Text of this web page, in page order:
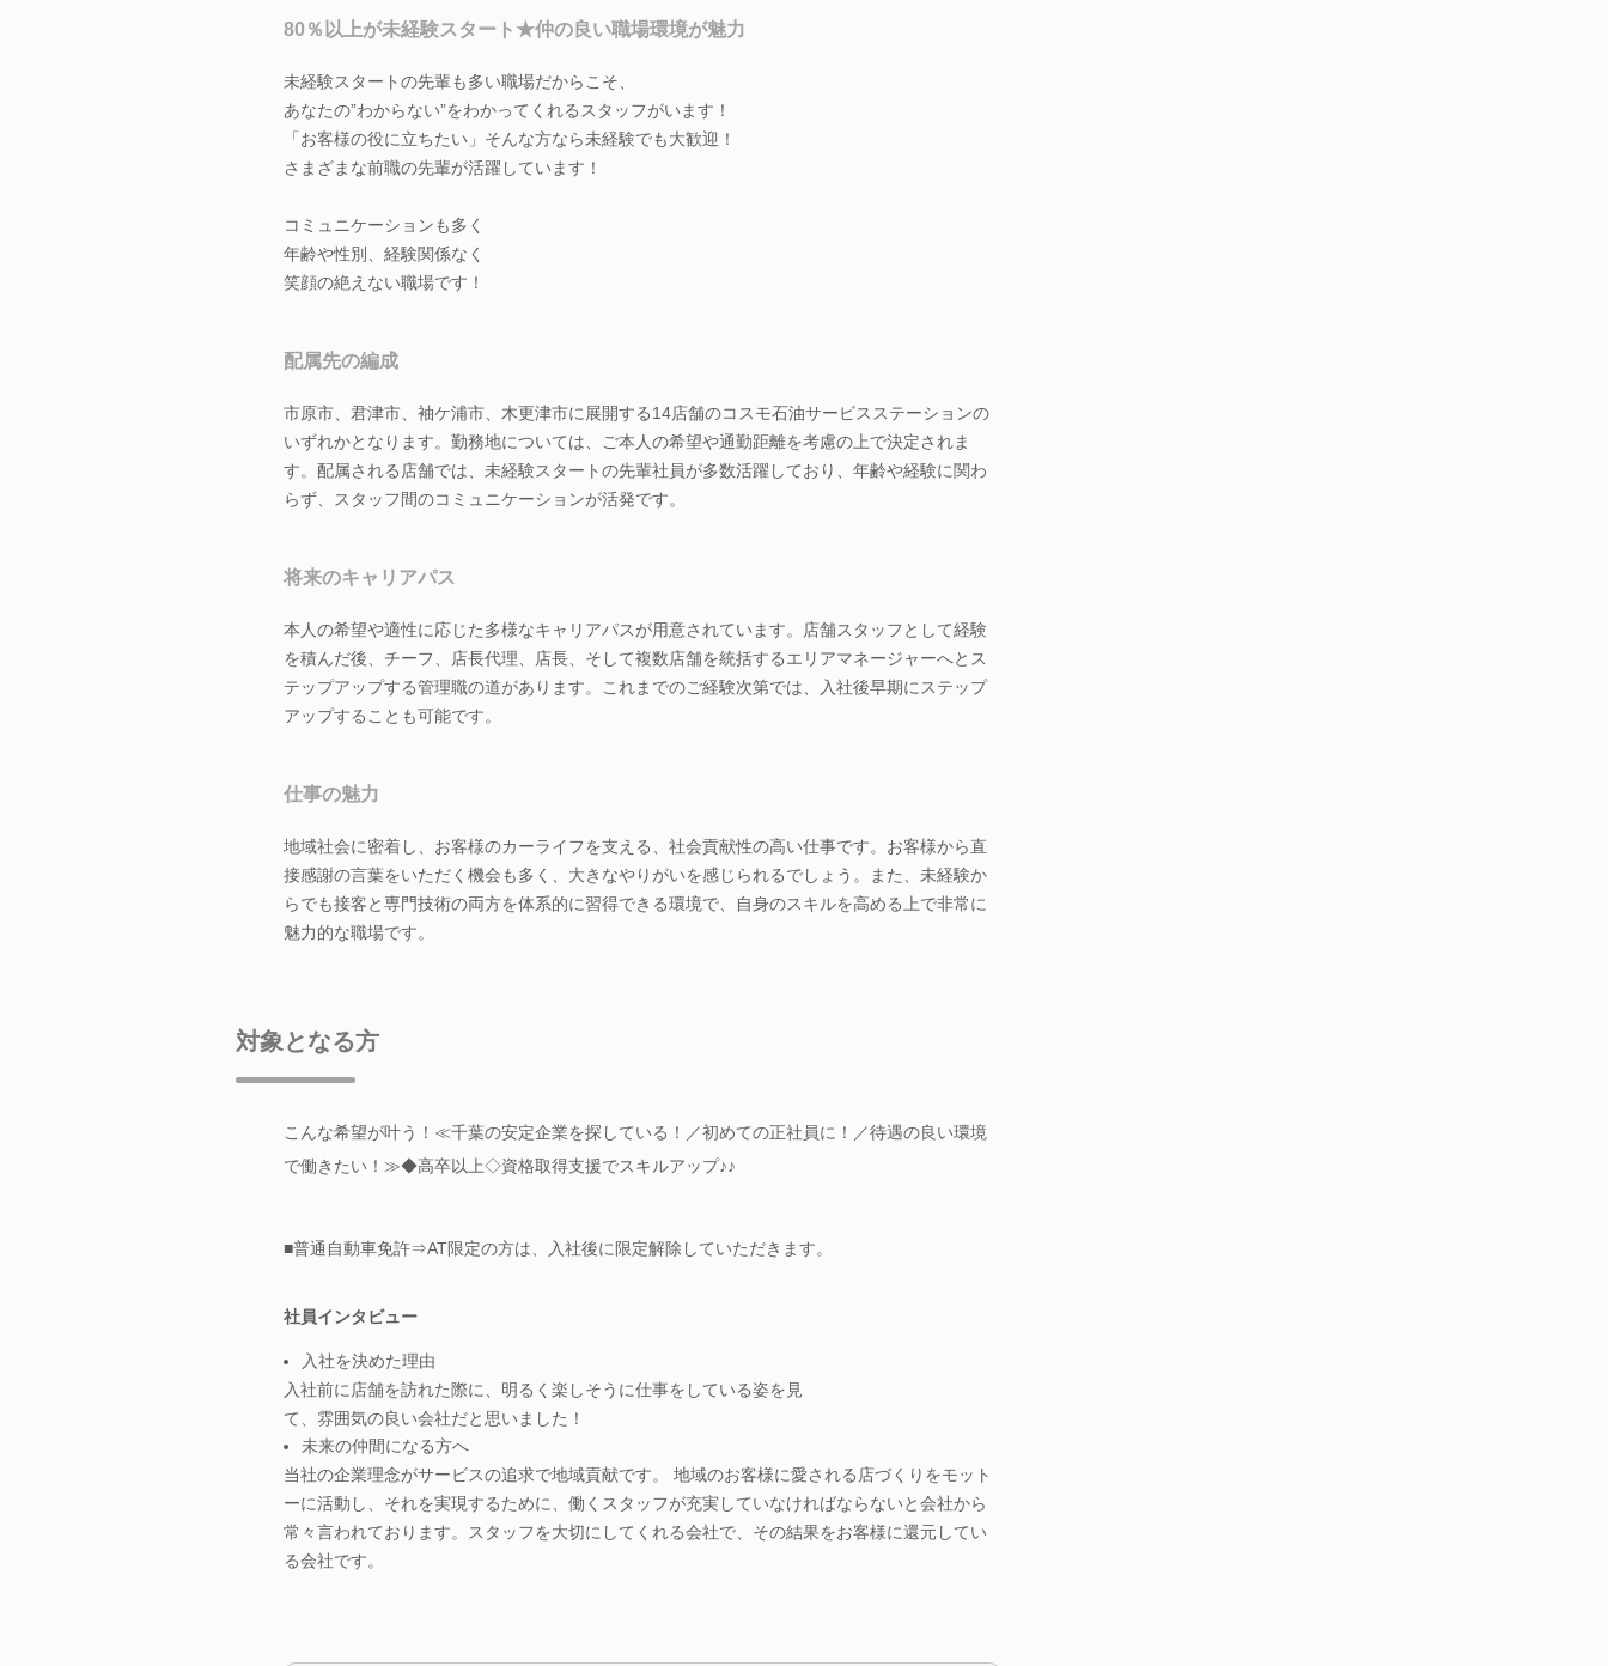
80％以上が未経験スタート★仲の良い職場環境が魅力
未経験スタートの先輩も多い職場だからこそ、
あなたの”わからない”をわかってくれるスタッフがいます！
「お客様の役に立ちたい」そんな方なら未経験でも大歓迎！
さまざまな前職の先輩が活躍しています！
コミュニケーションも多く
年齢や性別、経験関係なく
笑顔の絶えない職場です！
配属先の編成
市原市、君津市、袖ケ浦市、木更津市に展開する14店舗のコスモ石油サービスステーションの
いずれかとなります。勤務地については、ご本人の希望や通勤距離を考慮の上で決定されま
す。配属される店舗では、未経験スタートの先輩社員が多数活躍しており、年齢や経験に関わ
らず、スタッフ間のコミュニケーションが活発です。
将来のキャリアパス
本人の希望や適性に応じた多様なキャリアパスが用意されています。店舗スタッフとして経験
を積んだ後、チーフ、店長代理、店長、そして複数店舗を統括するエリアマネージャーへとス
テップアップする管理職の道があります。これまでのご経験次第では、入社後早期にステップ
アップすることも可能です。
仕事の魅力
地域社会に密着し、お客様のカーライフを支える、社会貢献性の高い仕事です。お客様から直
接感謝の言葉をいただく機会も多く、大きなやりがいを感じられるでしょう。また、未経験か
らでも接客と専門技術の両方を体系的に習得できる環境で、自身のスキルを高める上で非常に
魅力的な職場です。
対象となる方
こんな希望が叶う！≪千葉の安定企業を探している！／初めての正社員に！／待遇の良い環境
で働きたい！≫◆高卒以上◇資格取得支援でスキルアップ♪♪
■普通自動車免許⇒AT限定の方は、入社後に限定解除していただきます。
社員インタビュー
入社を決めた理由
入社前に店舗を訪れた際に、明るく楽しそうに仕事をしている姿を見
て、雰囲気の良い会社だと思いました！
未来の仲間になる方へ
当社の企業理念がサービスの追求で地域貢献です。 地域のお客様に愛される店づくりをモット
ーに活動し、それを実現するために、働くスタッフが充実していなければならないと会社から
常々言われております。スタッフを大切にしてくれる会社で、その結果をお客様に還元してい
る会社です。